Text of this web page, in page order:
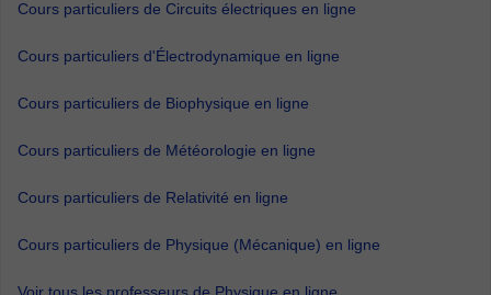
Cours particuliers de Circuits électriques en ligne
Cours particuliers d'Électrodynamique en ligne
Cours particuliers de Biophysique en ligne
Cours particuliers de Météorologie en ligne
Cours particuliers de Relativité en ligne
Cours particuliers de Physique (Mécanique) en ligne